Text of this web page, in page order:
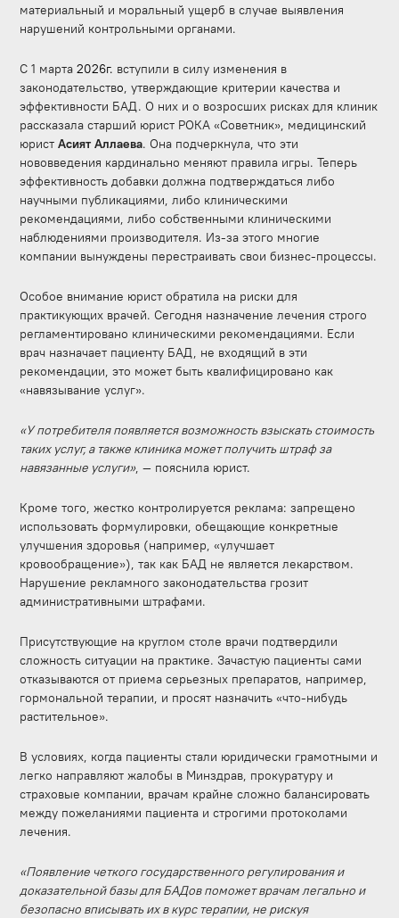
материальный и моральный ущерб в случае выявления
нарушений контрольными органами.
С 1 марта2026г. вступили в силу изменения в
законодательство, утверждающие критерии качества и
эффективности БАД. О них и о возросших рисках для клиник
рассказала старший юрист РОКА «Советник», медицинский
юристАсият Аллаева. Она подчеркнула, что эти
нововведения кардинально меняют правила игры. Теперь
эффективность добавки должна подтверждаться либо
научными публикациями, либо клиническими
рекомендациями, либо собственными клиническими
наблюдениями производителя. Из-за этого многие
компании вынуждены перестраивать свои бизнес-процессы.
Особое внимание юрист обратила на риски для
практикующих врачей. Сегодня назначение лечения строго
регламентировано клиническими рекомендациями. Если
врач назначает пациенту БАД, не входящий в эти
рекомендации, это может быть квалифицировано как
«навязывание услуг».
«У потребителя появляется возможность взыскать стоимость
таких услуг, а также клиника может получить штраф за
навязанные услуги», — пояснила юрист.
Кроме того, жестко контролируется реклама: запрещено
использовать формулировки, обещающие конкретные
улучшения здоровья (например, «улучшает
кровообращение»), так как БАД не является лекарством.
Нарушение рекламного законодательства грозит
административными штрафами.
Присутствующие на круглом столе врачи подтвердили
сложность ситуации на практике. Зачастую пациенты сами
отказываются от приема серьезных препаратов, например,
гормональной терапии, и просят назначить «что-нибудь
растительное».
В условиях, когда пациенты стали юридически грамотными и
легко направляют жалобы в Минздрав, прокуратуру и
страховые компании, врачам крайне сложно балансировать
между пожеланиями пациента и строгими протоколами
лечения.
«Появление четкого государственного регулирования и
доказательной базы для БАДов поможет врачам легально и
безопасно вписывать их в курс терапии, не рискуя